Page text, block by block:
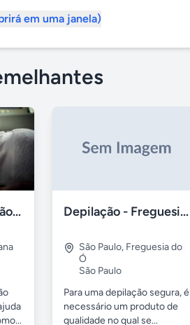
em uma janela)
Massagem liberação miofascial Depilação - Freguesia do Ó
São Paulo, Freguesia do
Ó
São Paulo
Para uma depilação segura, é
necessário um produto de
qualidade no qual se...